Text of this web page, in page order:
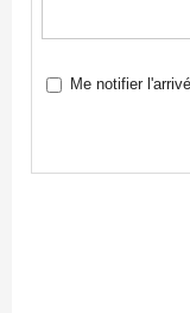
Me notifier